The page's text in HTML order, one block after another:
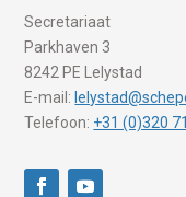
Secretariaat
Parkhaven 3
8242 PE Lelystad
E-mail:
Telefoon: +31 (0)320